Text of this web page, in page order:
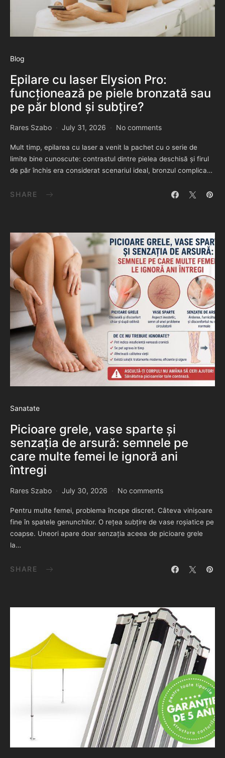
Blog
Epilare cu laser Elysion Pro:
funcționează pe piele bronzată sau
pe păr blond și subțire?
Rares Szabo July 31, 2026 No comments
Mult timp, epilarea cu laser a venit la pachet cu o serie de
limite bine cunoscute: contrastul dintre pielea deschisă și firul
de păr închis era considerat scenariul ideal, bronzul complica…
SHARE
Sanatate
Picioare grele, vase sparte și
senzația de arsură: semnele pe
care multe femei le ignoră ani
întregi
Rares Szabo July 30, 2026 No comments
Pentru multe femei, problema începe discret. Câteva vinișoare
fine în spatele genunchilor. O rețea subțire de vase roșiatice pe
coapse. Uneori apare doar senzația aceea de picioare grele
la…
SHARE